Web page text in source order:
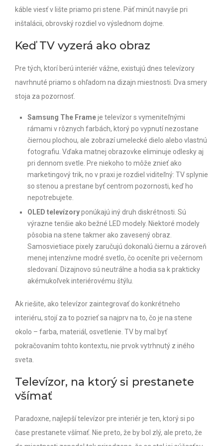
káble viesť v lište priamo pri stene. Päť minút navyše pri
inštalácii, obrovský rozdiel vo výslednom dojme.
Keď TV vyzerá ako obraz
Pre tých, ktorí berú interiér vážne, existujú dnes televízory
navrhnuté priamo s ohľadom na dizajn miestnosti. Dva smery
stoja za pozornosť.
Samsung The Frameje televízor s vymeniteľnými
rámami v rôznych farbách, ktorý po vypnutí nezostane
čiernou plochou, ale zobrazí umelecké dielo alebo vlastnú
fotografiu. Vďaka matnej obrazovke eliminuje odlesky aj
pri dennom svetle. Pre niekoho to môže znieť ako
marketingový trik, no v praxi je rozdiel viditeľný: TV splynie
so stenou a prestane byť centrom pozornosti, keď ho
nepotrebujete.
OLED televízoryponúkajú iný druh diskrétnosti. Sú
výrazne tenšie ako bežné LED modely. Niektoré modely
pôsobia na stene takmer ako zavesený obraz.
Samosvietiace pixely zaručujú dokonalú čiernu a zároveň
menej intenzívne modré svetlo, čo oceníte pri večernom
sledovaní. Dizajnovo sú neutrálne a hodia sa k prakticky
akémukoľvek interiérovému štýlu.
Ak riešite, ako televízor zaintegrovať do konkrétneho
interiéru, stojí za to pozrieť sa najprv na to, čo je na stene
okolo – farba, materiál, osvetlenie. TV by mal byť
pokračovaním tohto kontextu, nie prvok vytrhnutý z iného
sveta.
Televízor, na ktorý si prestanete
všímať
Paradoxne, najlepší televízor pre interiér je ten, ktorý si po
čase prestanete všímať. Nie preto, že by bol zlý, ale preto, že